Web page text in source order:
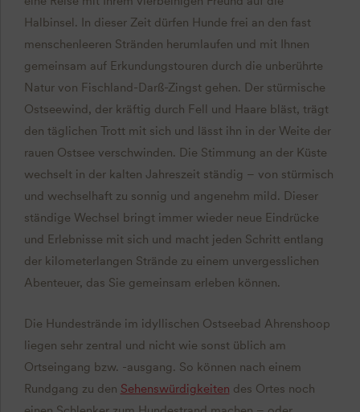
Halbinsel. In dieser Zeit dürfen Hunde frei an den fast
menschenleeren Stränden herumlaufen und mit Ihnen
gemeinsam auf Erkundungstouren durch die unberührte
Natur von Fischland-Darß-Zingst gehen. Der stürmische
Ostseewind, der kräftig durch Fell und Haare bläst, trägt
den täglichen Trott mit sich und lässt ihn in der Weite der
rauen Ostsee verschwinden. Die Stimmung an der Küste
wechselt in der kalten Jahreszeit ständig – von stürmisch
und wechselhaft zu sonnig und angenehm mild. Dieser
ständige Wechsel bringt immer wieder neue Eindrücke
und Erlebnisse mit sich und macht jeden Schritt entlang
der kilometerlangen Strände zu einem unvergesslichen
Abenteuer, das Sie gemeinsam erleben können.
Die Hundestrände im idyllischen Ostseebad Ahrenshoop
liegen sehr zentral und nicht wie sonst üblich am
Ortseingang bzw. -ausgang. So können nach einem
Rundgang zu den Sehenswürdigkeiten des Ortes noch